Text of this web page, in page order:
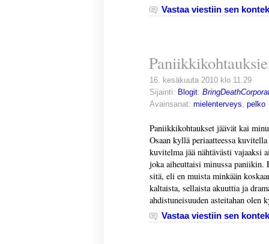
Vastaa viestiin sen
16. kesäkuuta 2010 klo 11.29
Sijainti: Blogit:
Avainsanat: mielenterveys pelko
Paniikkikohtaukset jäävät kai
Osaan kyllä periaatteessa
kuvitelma jää nähtävästi vajaaksi
joka aiheuttaisi minussa paniikin.
sitä, eli en muista minkään
kaltaista, sellaista akuuttia ja
ahdistuneisuuden asteitahan olen
Vastaa viestiin sen